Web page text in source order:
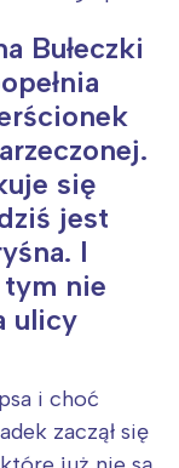
Bułeczki
się
jest
I
nie
ulicy
i choć
zaczął się